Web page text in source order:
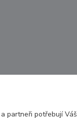
partneři potřebují